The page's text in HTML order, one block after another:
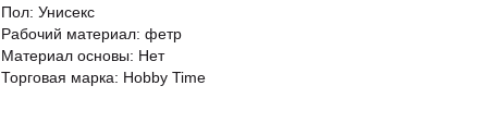
Пол: Унисекс
Рабочий материал: фетр
Материал основы: Нет
Торговая марка: Hobby Time